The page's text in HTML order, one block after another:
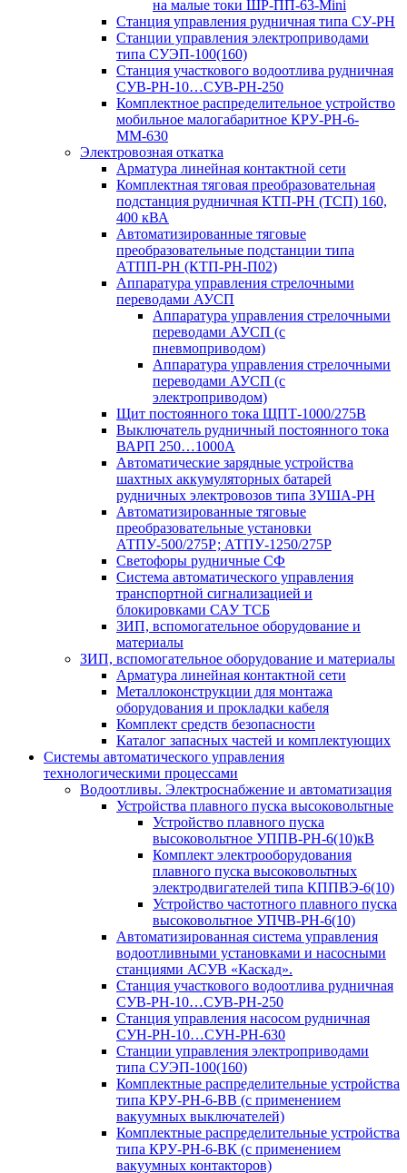
на малые токи ШР-ПП-63-Mini
Станция управления рудничная типа СУ-РН
Станции управления электроприводами
типа СУЭП-100(160)
Станция участкового водоотлива рудничная
СУВ-РН-10…СУВ-РН-250
Комплектное распределительное устройство
мобильное малогабаритное КРУ-РН-6-
ММ-630
Электровозная откатка
Арматура линейная контактной сети
Комплектная тяговая преобразовательная
подстанция рудничная КТП-РН (ТСП) 160,
400 кВА
Автоматизированные тяговые
преобразовательные подстанции типа
АТПП-РН (КТП-РН-П02)
Аппаратура управления стрелочными
переводами АУСП
Аппаратура управления стрелочными
переводами АУСП (с
пневмоприводом)
Аппаратура управления стрелочными
переводами АУСП (с
электроприводом)
Щит постоянного тока ЩПТ-1000/275В
Выключатель рудничный постоянного тока
ВАРП 250…1000А
Автоматические зарядные устройства
шахтных аккумуляторных батарей
рудничных электровозов типа ЗУША-РН
Автоматизированные тяговые
преобразовательные установки
АТПУ-500/275Р; АТПУ-1250/275Р
Светофоры рудничные СФ
Система автоматического управления
транспортной сигнализацией и
блокировками САУ ТСБ
ЗИП, вспомогательное оборудование и
материалы
ЗИП, вспомогательное оборудование и материалы
Арматура линейная контактной сети
Металлоконструкции для монтажа
оборудования и прокладки кабеля
Комплект средств безопасности
Каталог запасных частей и комплектующих
Системы автоматического управления
технологическими процессами
Водоотливы. Электроснабжение и автоматизация
Устройства плавного пуска высоковольтные
Устройство плавного пуска
высоковольтное УППВ-РН-6(10)кВ
Комплект электрооборудования
плавного пуска высоковольтных
электродвигателей типа КППВЭ-6(10)
Устройство частотного плавного пуска
высоковольтное УПЧВ-РН-6(10)
Автоматизированная система управления
водоотливными установками и насосными
станциями АСУВ «Каскад».
Станция участкового водоотлива рудничная
СУВ-РН-10…СУВ-РН-250
Станция управления насосом рудничная
СУН-РН-10…СУН-РН-630
Станции управления электроприводами
типа СУЭП-100(160)
Комплектные распределительные устройства
типа КРУ-РН-6-ВВ (с применением
вакуумных выключателей)
Комплектные распределительные устройства
типа КРУ-РН-6-ВК (с применением
вакуумных контакторов)